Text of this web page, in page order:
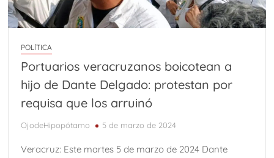
POLÍTICA
Portuarios veracruzanos boicotean a
hijo de Dante Delgado: protestan por
requisa que los arruinó
OjodeHipopótamo 5 de marzo de 2024
Veracruz: Este martes 5 de marzo de 2024 Dante